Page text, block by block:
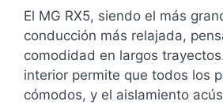
El MG RX5, siendo el más
conducción más relajada,
comodidad en largos
interior permite que todos los
cómodos, y el aislamiento